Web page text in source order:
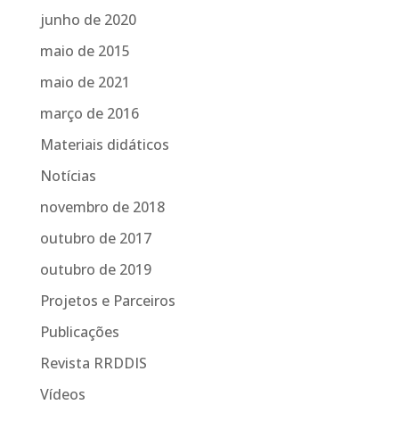
junho de 2020
maio de 2015
maio de 2021
março de 2016
Materiais didáticos
Notícias
novembro de 2018
outubro de 2017
outubro de 2019
Projetos e Parceiros
Publicações
Revista RRDDIS
Vídeos